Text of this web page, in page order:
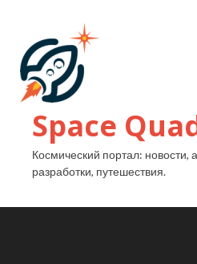
Space
Космический портал: новости,
разработки, путешествия.